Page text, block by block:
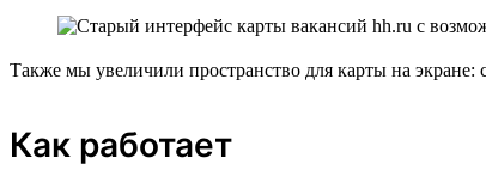
Также мы увеличили пространство для карты на
Как работает